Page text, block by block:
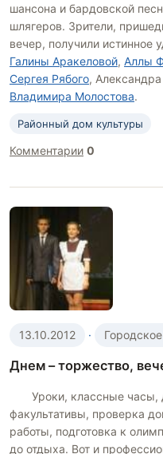
шансона и бардовской
шлягеров. Зрители,
вечер, получили истинное
Галины Аракеловой, Аллы
Сергея Рябого,
Владимира Молостова.
Районный дом культуры
Комментарии 0
13.10.2012 ·
Днем – торжество,
Уроки, классные часы,
факультативы, проверка
работы, подготовка к
до отдыха. Вот и